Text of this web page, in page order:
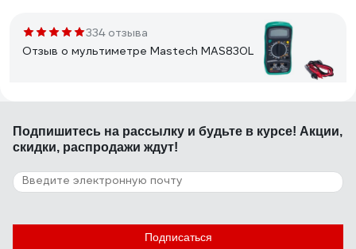
провода, с щупами от Maste
334 отзыва
Отзыв о мультиметре Mastech MAS830L
Хорошо с справляется с тем, для чего сделан
70 отзывов
Подпишитесь на рассылку и будьте в курсе! Акции,
скидки, распродажи ждут!
Подписаться